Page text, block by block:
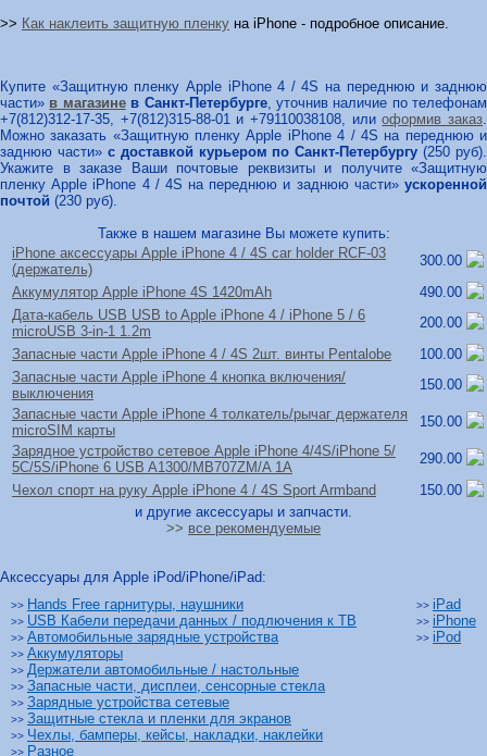
>> Как наклеить защитную пленку на iPhone - подробное описание.
Купите «Защитную пленку Apple iPhone 4 / 4S на переднюю и заднюю
части» в магазинев Санкт-Петербурге, уточнив наличие по телефонам
+7(812)312-17-35, +7(812)315-88-01 и +79110038108, илиоформив заказ
Можно заказать «Защитную пленку Apple iPhone 4 / 4S на переднюю и
заднюю части» с доставкой курьером по Санкт-Петербургу (250 руб).
Укажите в заказе Ваши почтовые реквизиты и получите «Защитную
пленку Apple iPhone 4 / 4S на переднюю и заднюю части» ускоренной
почтой (230 руб).
Также в нашем магазине Вы можете купить:
iPhone аксессуары Apple iPhone 4 / 4S car holder RCF-03
(держатель)
300.00
Аккумулятор Apple iPhone 4S 1420mAh
490.00
Дата-кабель USB USB to Apple iPhone 4 / iPhone 5 / 6
microUSB 3-in-1 1.2m
200.00
Запасные части Apple iPhone 4 / 4S 2шт. винты Pentalobe
100.00
Запасные части Apple iPhone 4 кнопка включения/
выключения
150.00
Запасные части Apple iPhone 4 толкатель/рычаг держателя
microSIM карты
150.00
Зарядное устройство сетевое Apple iPhone 4/4S/iPhone 5/
5C/5S/iPhone 6 USB A1300/MB707ZM/A 1A
290.00
Чехол спорт на руку Apple iPhone 4 / 4S Sport Armband
150.00
и другие аксессуары и запчасти.
>> все рекомендуемые
Аксессуары для Apple iPod/iPhone/iPad:
>> Hands Free гарнитуры, наушники
>> USB Кабели передачи данных / подлючения к ТВ
>> Автомобильные зарядные устройства
>> Аккумуляторы
>> Держатели автомобильные / настольные
>> Запасные части, дисплеи, сенсорные стекла
>> Зарядные устройства сетевые
>> Защитные стекла и пленки для экранов
>> Чехлы, бамперы, кейсы, накладки, наклейки
>> Разное
>> iPad
>> iPhone
>> iPod